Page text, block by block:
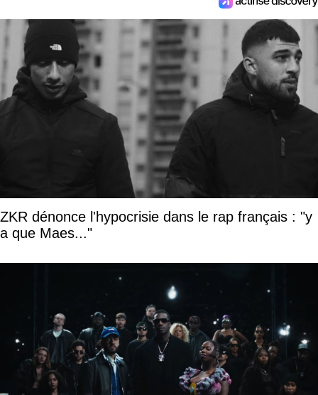
ZKR dénonce l'hypocrisie dans le rap français : "y
a que Maes..."